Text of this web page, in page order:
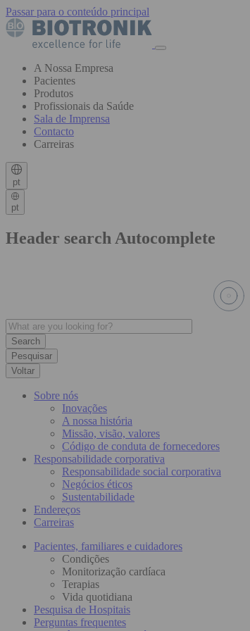
Passar para o conteúdo principal
A Nossa Empresa
Pacientes
Produtos
Profissionais da Saúde
Sala de Imprensa
Contacto
Carreiras
pt
pt
Header search Autocomplete
Pesquisar
Voltar
Sobre nós
Inovações
A nossa história
Missão, visão, valores
Código de conduta de fornecedores
Responsabilidade corporativa
Responsabilidade social corporativa
Negócios éticos
Sustentabilidade
Endereços
Carreiras
Pacientes, familiares e cuidadores
Condições
Monitorização cardíaca
Terapias
Vida quotidiana
Pesquisa de Hospitais
Perguntas frequentes